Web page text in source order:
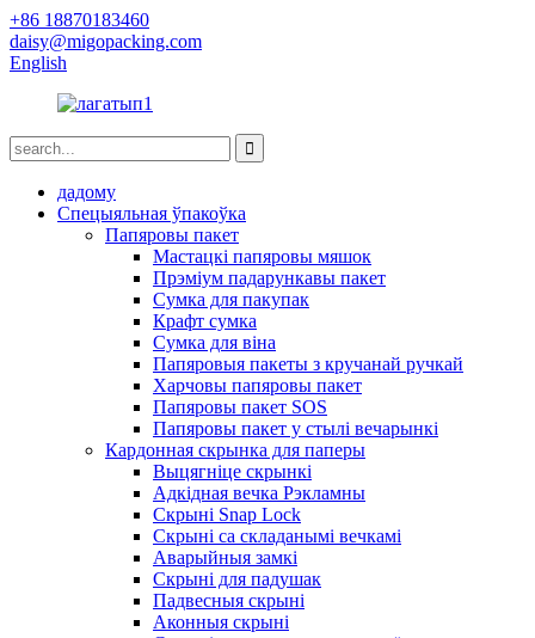
+86 18870183460
daisy@migopacking.com
English
дадому
Спецыяльная ўпакоўка
Папяровы пакет
Мастацкі папяровы мяшок
Прэміум падарункавы пакет
Сумка для пакупак
Крафт сумка
Сумка для віна
Папяровыя пакеты з кручанай ручкай
Харчовы папяровы пакет
Папяровы пакет SOS
Папяровы пакет у стылі вечарынкі
Кардонная скрынка для паперы
Выцягніце скрынкі
Адкідная вечка Рэкламны
Скрыні Snap Lock
Скрыні са складанымі вечкамі
Аварыйныя замкі
Скрыні для падушак
Падвесныя скрыні
Аконныя скрыні